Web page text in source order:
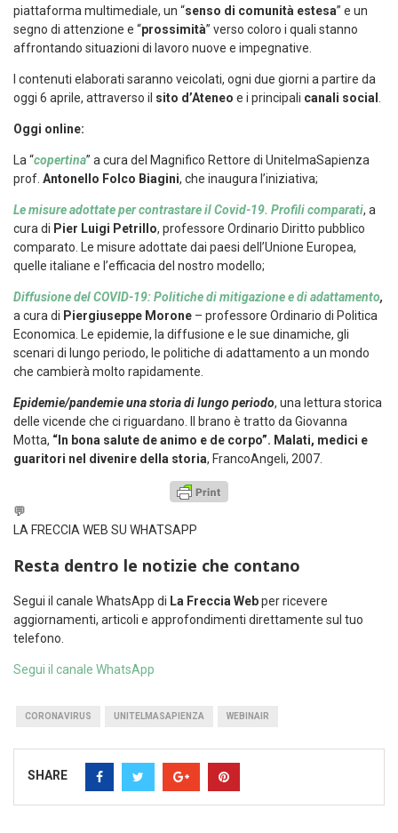
piattaforma multimediale, un “senso di comunità estesa” e un
segno di attenzione e “prossimità” verso coloro i quali stanno
affrontando situazioni di lavoro nuove e impegnative.
I contenuti elaborati saranno veicolati, ogni due giorni a partire da
oggi 6 aprile, attraverso il sito d’Ateneo e i principali canali social
Oggi online:
La “copertina” a cura del Magnifico Rettore di UnitelmaSapienza
prof. Antonello Folco Biagini, che inaugura l’iniziativa;
Le misure adottate per contrastare il Covid-19. Profili comparati, a
cura di Pier Luigi Petrillo, professore Ordinario Diritto pubblico
comparato. Le misure adottate dai paesi dell’Unione Europea,
quelle italiane e l’efficacia del nostro modello;
Diffusione del COVID-19: Politiche di mitigazione e di adattamento,
a cura di Piergiuseppe Morone – professore Ordinario di Politica
Economica. Le epidemie, la diffusione e le sue dinamiche, gli
scenari di lungo periodo, le politiche di adattamento a un mondo
che cambierà molto rapidamente.
Epidemie/pandemie una storia di lungo periodo, una lettura storica
delle vicende che ci riguardano. Il brano è tratto da Giovanna
Motta, “In bona salute de animo e de corpo”. Malati, medici e
guaritori nel divenire della storia, FrancoAngeli, 2007.
💬
LA FRECCIA WEB SU WHATSAPP
Resta dentro le notizie che contano
Segui il canale WhatsApp di La Freccia Webper ricevere
aggiornamenti, articoli e approfondimenti direttamente sul tuo
telefono.
Segui il canale WhatsApp
CORONAVIRUS UNITELMASAPIENZA WEBINAIR
SHARE